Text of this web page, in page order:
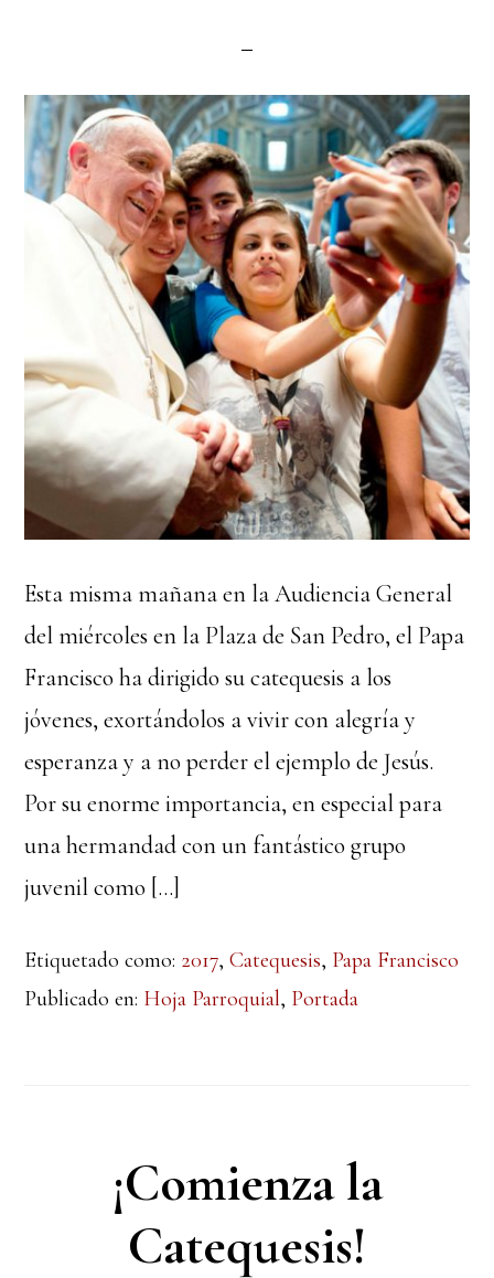
Esta misma mañana en la Audiencia General
del miércoles en la Plaza de San Pedro, el Papa
Francisco ha dirigido su catequesis a los
jóvenes, exortándolos a vivir con alegría y
esperanza y a no perder el ejemplo de Jesús.
Por su enorme importancia, en especial para
una hermandad con un fantástico grupo
juvenil como […]
Etiquetado como: 2017,Catequesis, Papa Francisco
Publicado en: Hoja Parroquial, Portada
¡Comienza la
Catequesis!